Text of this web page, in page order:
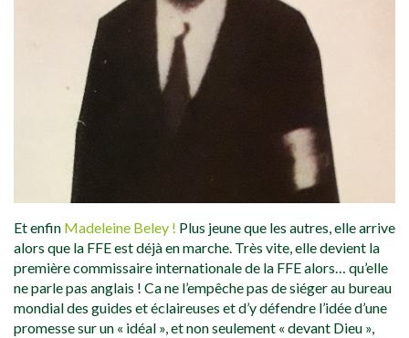
Et enfin Madeleine Beley ! Plus jeune que les autres, elle arrive
alors que la FFE est déjà en marche. Très vite, elle devient la
première commissaire internationale de la FFE alors… qu’elle
ne parle pas anglais ! Ca ne l’empêche pas de siéger au bureau
mondial des guides et éclaireuses et d’y défendre l’idée d’une
promesse sur un « idéal », et non seulement « devant Dieu »,